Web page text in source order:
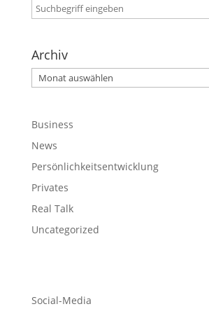
Archiv
Archiv
Business
News
Persönlichkeitsentwicklung
Privates
Real Talk
Uncategorized
Social-Media